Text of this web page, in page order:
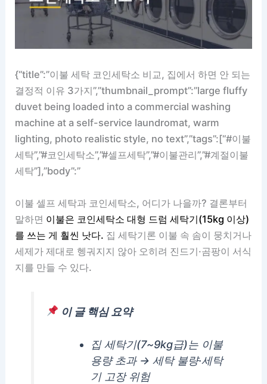
{“title”:”이불 세탁 코인세탁소 비교, 집에서 하면 안 되는
결정적 이유 3가지”,”thumbnail_prompt”:”large fluffy
duvet being loaded into a commercial washing
machine at a self-service laundromat, warm
lighting, photo realistic style, no text”,”tags”:[“#이불
세탁”,”#코인세탁소”,”#셀프세탁”,”#이불관리”,”#계절이불
세탁”],”body”:”
이불 셀프 세탁과 코인세탁소, 어디가 나을까? 결론부터
말하면 이불은 코인세탁소 대형 드럼 세탁기(15kg 이상)
를 쓰는 게 훨씬 낫다. 집 세탁기론 이불 속 솜이 뭉치거나
세제가 제대로 헹궈지지 않아 오히려 진드기·곰팡이 서식
지를 만들 수 있다.
이 글 핵심 요약
집 세탁기(7~9kg급)는 이불
용량 초과 → 세탁 불량·세탁
기 고장 위험